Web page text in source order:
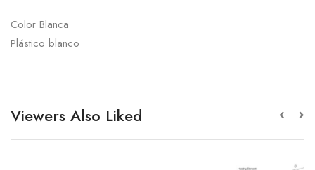
Color Blanca
Plástico blanco
Viewers Also Liked